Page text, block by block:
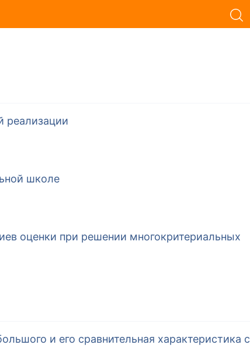
реализации
школе
оценки при решении многокритериальных
и его сравнительная характеристика с